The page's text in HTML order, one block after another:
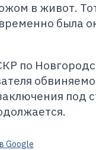
в живот.
была
по
под
Google